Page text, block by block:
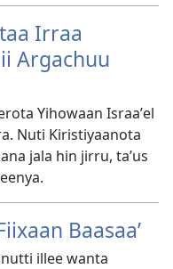
Irraa
Argachuu
Yihowaan Israaʼel
Nuti Kiristiyaanota
jala hin jirru, taʼus
Baasaa’
illee wanta